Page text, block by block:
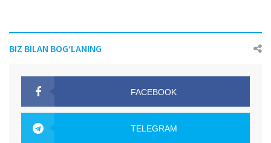
BIZ BILAN BOG‘LANING
FACEBOOK
TELEGRAM